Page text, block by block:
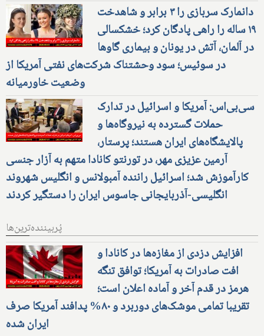
دانمارک سربازی را ۳ برابر و شاهدخت
۱۹ ساله را راهی پادگان کرد؛ خشکسالی
در آلمان، آتش در یونان و بیماری گاوها
در سوئیس؛ سود وحشتناک شرکت‌های نفتی آمریکا از
وضعیت خاورمیانه
سی‌بی‌اس: آمریکا و اسرائیل در تدارک
حملات گسترده به نیروگاه‌ها و
پالایشگاه‌های ایران هستند؛ پرستار،
آرمین عزیزی مهر، در تورنتو کانادا متهم به آزار جنسی
کارآموزش شد؛ اسرائیل راننده آمبولانس و انگلیس شهروند
انگلیسی-آذربایجانی جاسوس ایران را دستگیر کردند
پُربیننده‌ترین‌ها
افزایش دزدی از مغازه‌ها در کانادا و
افت صادرات به آمریکا؛ توافق تنگه
هرمز در قدم آخر و آماده اعلان است؛
تقریبا تمامی موشک‌های دوربرد و ۸۰% پدافند آمریکا صرف
ایران شده